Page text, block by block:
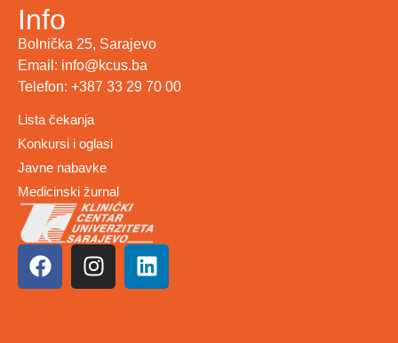
Info
Bolnička 25, Sarajevo
Email: info@kcus.ba
Telefon: +387 33 29 70 00
Lista čekanja
Konkursi i oglasi
Javne nabavke
Medicinski žurnal